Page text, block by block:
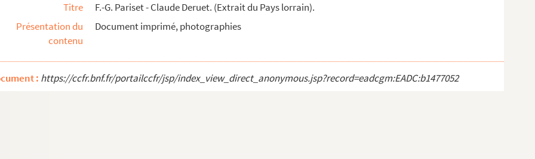
lorrain (Extrait de la Revue historique de la Lor...
Titre
F.-G. Pariset - Claude Deruet. (Extrait du Pays lorrain).
Présentation du
contenu
Document imprimé, photographies
: https://ccfr.bnf.fr/portailccfr/jsp/index_view_direct_anonymous.jsp?record=eadcgm:EADC:b1477052